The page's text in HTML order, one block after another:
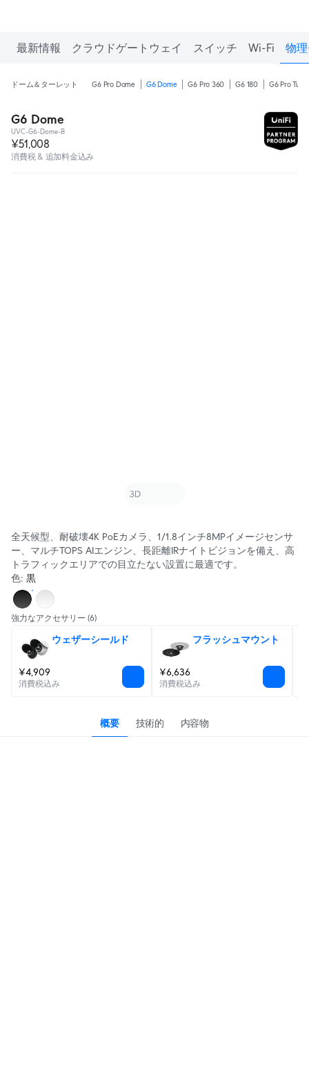
最新情報 クラウドゲートウェイ スイッチ Wi-Fi 物
ドーム＆ターレット G6 Pro Dome G6 Dome G6 Pro 360 G6 180 G6 Pro
G6 Dome
UVC-G6-Dome-B
¥51,008
消費税 & 追加料金込み
全天候型、耐破壊4K PoEカメラ、1/1.8インチ8MPイメージセンサ
ー、マルチTOPS AIエンジン、長距離IRナイトビジョンを備え、高
トラフィックエリアでの目立たない設置に最適です。
色: 黒
強力なアクセサリー (6)
ウェザーシールド
¥4,909
消費税込み
フラッシュマウント
¥6,636
消費税込み
概要 技術的 内容物